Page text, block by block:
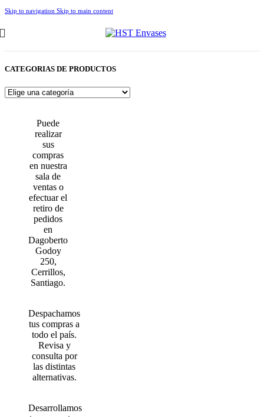
Skip to navigation Skip to main content
CATEGORIAS DE PRODUCTOS
Puede
realizar
sus
compras
en nuestra
sala de
ventas o
efectuar el
retiro de
pedidos
en
Dagoberto
Godoy
250,
Cerrillos,
Santiago.
Despachamos
tus compras a
todo el país.
Revisa y
consulta por
las distintas
alternativas.
Desarrollamos